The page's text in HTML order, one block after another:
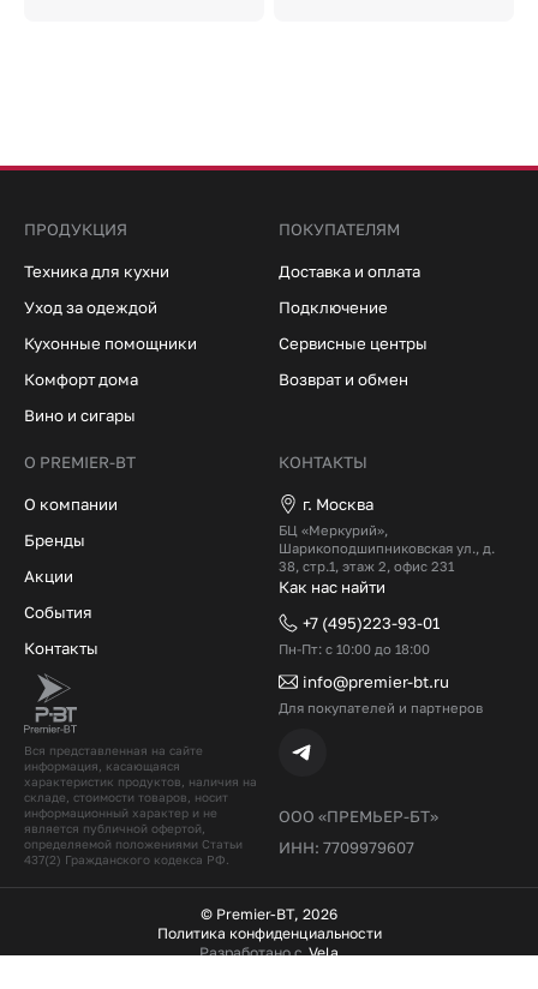
Вся представленная на сайте
информация, касающаяся
характеристик продуктов, наличия на
складе, стоимости товаров, носит
информационный характер и не
является публичной офертой,
определяемой положениями Статьи
437(2) Гражданского кодекcа РФ.
ООО «ПРЕМЬЕР-БТ»
ИНН: 7709979607
ПРОДУКЦИЯ
Техника для кухни
Уход за одеждой
Кухонные помощники
Комфорт дома
Вино и сигары
ПОКУПАТЕЛЯМ
Доставка и оплата
Подключение
Сервисные центры
Возврат и обмен
О PREMIER-BT
О компании
Бренды
Акции
События
Контакты
КОНТАКТЫ
г. Москва
БЦ «Меркурий»,
Шарикоподшипниковская ул., д.
38, стр.1, этаж 2, офис 231
Как нас найти
+7 (495)223-93-01
Пн-Пт: с 10:00 до 18:00
info@premier-bt.ru
Для покупателей и партнеров
© Premier-BT, 2026
Политика конфиденциальности
Разработано с Vela